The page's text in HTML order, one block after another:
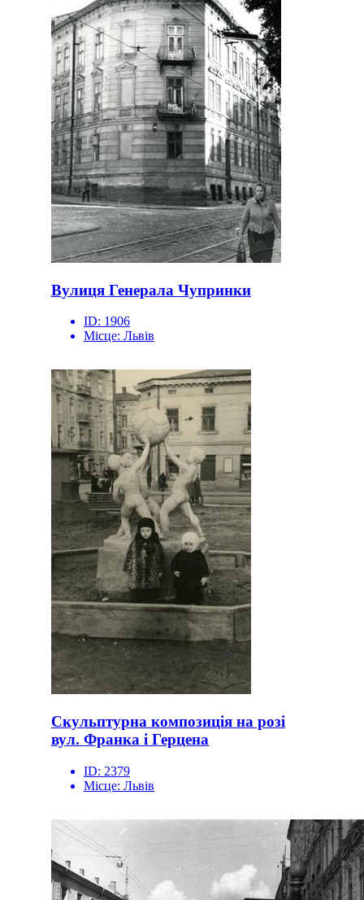
Вулиця Генерала Чупринки
ID: 1906
Місце: Львів
Скульптурна композиція на розі
вул. Франка і Герцена
ID: 2379
Місце: Львів